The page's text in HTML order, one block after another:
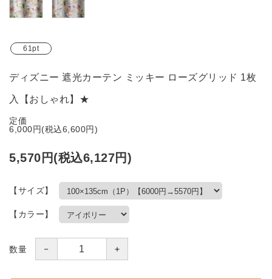
61pt
ディズニー 遮光カーテン ミッキー ローズグリッド 1枚
入【おしゃれ】★
定価
6,000円(税込6,600円)
5,570円(税込6,127円)
【サイズ】
【カラー】
数量 － ＋